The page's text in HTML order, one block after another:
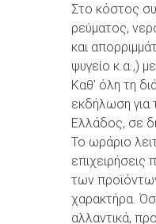
Στο κόστος
ρεύματος,
και
ψυγείο κ.α.,)
Καθ’ όλη τη
εκδήλωση για
Ελλάδος, σε
Το ωράριο
των
χαρακτήρα.
αλλαντικά,